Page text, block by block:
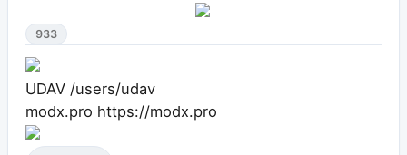
933
UDAV /users/udav
modx.pro https://modx.pro